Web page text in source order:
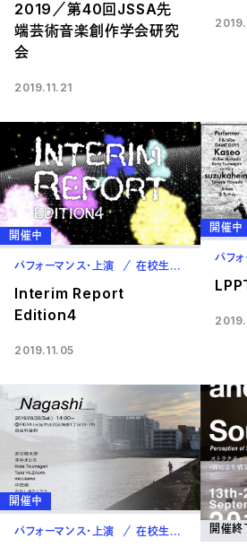
2019／第40回JSSA先
端芸術音楽創作学会研究
会
2019.11.21
開催中
パフォーマンス・上演 在校生
Interim Report
Edition4
2019.11.05
開催中
パフ
開催中
パフォーマンス・上演 在校生 卒業生開催終